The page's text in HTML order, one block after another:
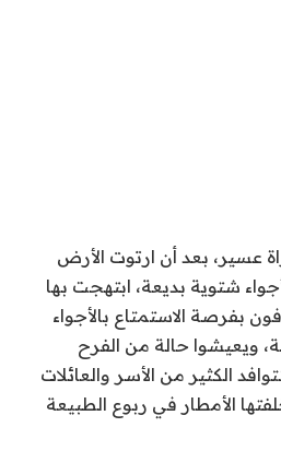
عسير، بعد أن ارتوت الأرض
شتوية بديعة، ابتهجت بها
بفرصة الاستمتاع بالأجواء
ويعيشوا حالة من الفرح
الكثير من الأسر والعائلات
الأمطار في ربوع الطبيعة